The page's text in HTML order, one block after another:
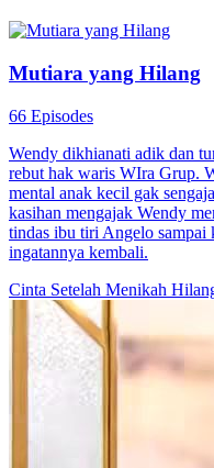
Mutiara yang Hilang
66 Episodes
Wendy dikhianati adik dan
rebut hak waris WIra Grup.
mental anak kecil gak
kasihan mengajak Wendy
tindas ibu tiri Angelo sampai
ingatannya kembali.
Cinta Setelah Menikah